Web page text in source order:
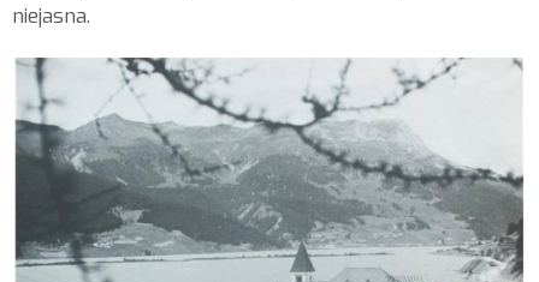
niejasna.